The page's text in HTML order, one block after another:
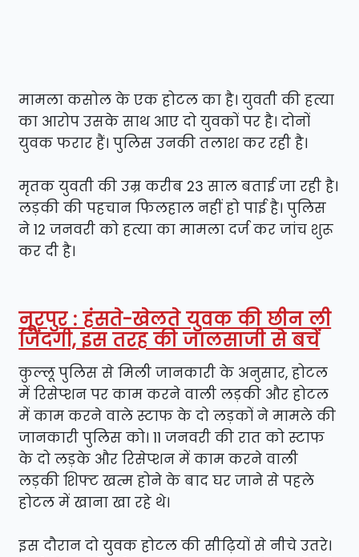
मामला कसोल के एक होटल का है। युवती की हत्या
का आरोप उसके साथ आए दो युवकों पर है। दोनों
युवक फरार हैं। पुलिस उनकी तलाश कर रही है।
मृतक युवती की उम्र करीब 23 साल बताई जा रही है।
लड़की की पहचान फिलहाल नहीं हो पाई है। पुलिस
ने 12 जनवरी को हत्या का मामला दर्ज कर जांच शुरू
कर दी है।
नूरपुर : हंसते-खेलते युवक की छीन ली
जिंदगी, इस तरह की जालसाजी से बचें
कुल्लू पुलिस से मिली जानकारी के अनुसार, होटल
में रिसेप्शन पर काम करने वाली लड़की और होटल
में काम करने वाले स्टाफ के दो लड़कों ने मामले की
जानकारी पुलिस को। 11 जनवरी की रात को स्टाफ
के दो लड़के और रिसेप्शन में काम करने वाली
लड़की शिफ्ट खत्म होने के बाद घर जाने से पहले
होटल में खाना खा रहे थे।
इस दौरान दो युवक होटल की सीढ़ियों से नीचे उतरे।